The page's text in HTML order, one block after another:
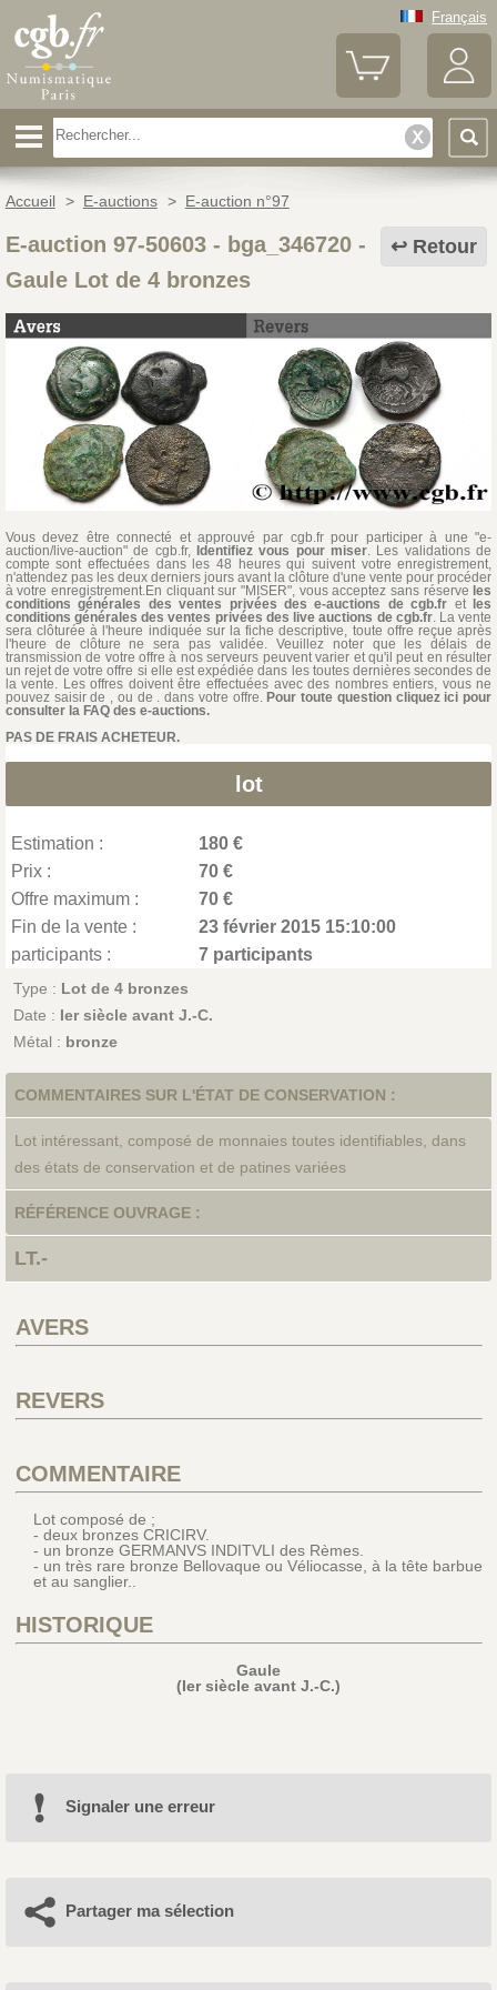
Français
Accueil > E-auctions > E-auction n°97
Retour
E-auction 97-50603 - bga_346720-
Gaule Lot de 4 bronzes
Vous devez être connecté et approuvé par cgb.fr pour participer à une "e-
auction/live-auction" de cgb.fr, Identifiez vous pour miser . Les validations de
compte sont effectuées dans les 48 heures qui suivent votre enregistrement,
n'attendez pas les deux derniers jours avant la clôture d'une vente pour procéder
à votre enregistrement.En cliquant sur "MISER", vous acceptez sans réserve les
conditions générales des ventes privées des e-auctions de cgb.fr et les
conditions générales des ventes privées des live auctions de cgb.fr. La vente
sera clôturée à l'heure indiquée sur la fiche descriptive, toute offre reçue après
l'heure de clôture ne sera pas validée. Veuillez noter que les délais de
transmission de votre offre à nos serveurs peuvent varier et qu'il peut en résulter
un rejet de votre offre si elle est expédiée dans les toutes dernières secondes de
la vente. Les offres doivent être effectuées avec des nombres entiers, vous ne
pouvez saisir de , ou de . dans votre offre.Pour toute question cliquez ici pour
consulter la FAQ des e-auctions.
PAS DE FRAIS ACHETEUR.
lot
Estimation :
180 €
Prix :
70 €
Offre maximum :
70 €
Fin de la vente :
23 février 2015 15:10:00
participants :
7 participants
Type : Lot de 4 bronzes
Date : Ier siècle avant J.-C.
Métal : bronze
COMMENTAIRES SUR L'ÉTAT DE CONSERVATION :
Lot intéressant, composé de monnaies toutes identifiables, dans
des états de conservation et de patines variées
RÉFÉRENCE OUVRAGE :
LT.-
AVERS
REVERS
COMMENTAIRE
Lot composé de ;
- deux bronzes CRICIRV.
- un bronze GERMANVS INDITVLI des Rèmes.
- un très rare bronze Bellovaque ou Véliocasse, à la tête barbue
et au sanglier..
HISTORIQUE
Gaule
(Ier siècle avant J.-C.)
Signaler une erreur
Partager ma sélection